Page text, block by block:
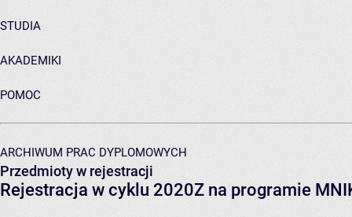
STUDIA
AKADEMIKI
POMOC
ARCHIWUM PRAC DYPLOMOWYCH
Przedmioty w rejestracji
Rejestracja w cyklu 2020Z na programie